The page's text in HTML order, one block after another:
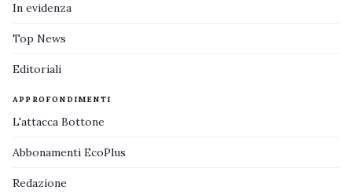
In evidenza
Top News
Editoriali
APPROFONDIMENTI
L'attacca Bottone
Abbonamenti EcoPlus
Redazione